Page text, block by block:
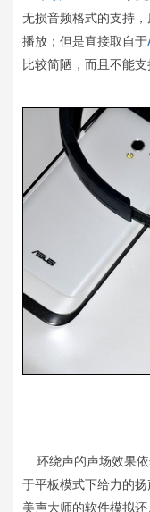
无损音频格式的支持
播放；但是直接取自于
比较简陋，而且不能支
环绕声的声场效果
于平板模式下给力的
美声大师的软件模拟